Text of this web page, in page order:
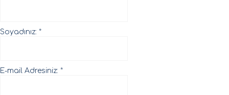
Soyadınız: *
E-mail Adresiniz: *